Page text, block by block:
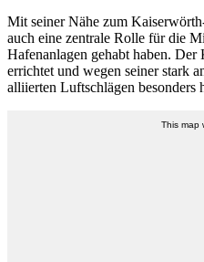
Mit seiner Nähe zum
auch eine zentrale Rolle für die
Hafenanlagen gehabt haben.
errichtet und wegen seiner stark
alliierten Luftschlägen besonders
This map